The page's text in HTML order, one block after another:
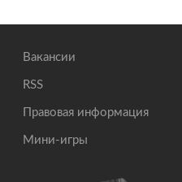
Вакансии
RSS
Правовая информация
Мини-игры